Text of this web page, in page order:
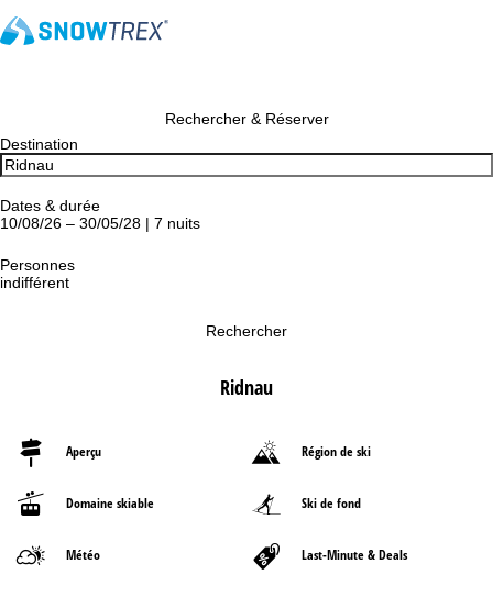
Rechercher & Réserver
Destination
Dates & durée
10/08/26 – 30/05/28 | 7 nuits
Personnes
indifférent
Rechercher
Ridnau
Aperçu Région de ski
Domaine skiable Ski de fond
Météo Last-Minute & Deals